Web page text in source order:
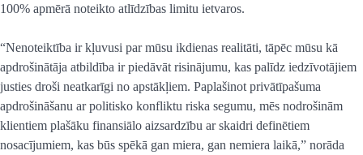
100% apmērā noteikto atlīdzības limitu ietvaros.
“Nenoteiktība ir kļuvusi par mūsu ikdienas realitāti, tāpēc mūsu kā
apdrošinātāja atbildība ir piedāvāt risinājumu, kas palīdz iedzīvotājiem
justies droši neatkarīgi no apstākļiem. Paplašinot privātīpašuma
apdrošināšanu ar politisko konfliktu riska segumu, mēs nodrošinām
klientiem plašāku finansiālo aizsardzību ar skaidri definētiem
nosacījumiem, kas būs spēkā gan miera, gan nemiera laikā,” norāda